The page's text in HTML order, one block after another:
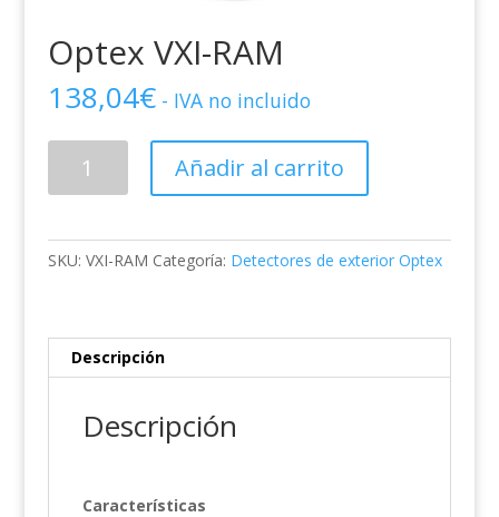
Optex VXI-RAM
138,04€ - IVA no incluido
Añadir al carrito
SKU: VXI-RAM Categoría: Detectores de exterior Optex
Descripción
Descripción
Características